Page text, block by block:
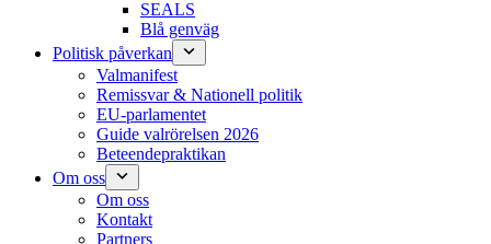
SEALS
Blå genväg
Politisk påverkan
Valmanifest
Remissvar & Nationell politik
EU-parlamentet
Guide valrörelsen 2026
Beteendepraktikan
Om oss
Om oss
Kontakt
Partners